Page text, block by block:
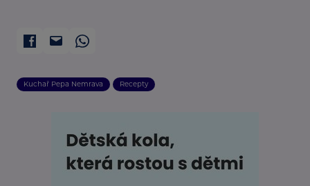
Kuchař Pepa Nemrava Recepty